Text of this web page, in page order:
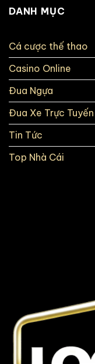
DANH MỤC
Cá cược thế thao
Casino Online
Đua Ngựa
Đua Xe Trực Tuyến
Tin Tức
Top Nhà Cái